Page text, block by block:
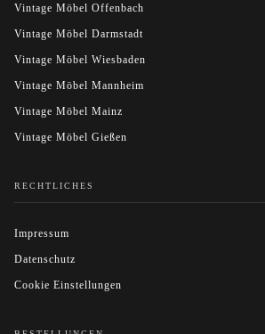
Vintage Möbel Offenbach
Vintage Möbel Darmstadt
Vintage Möbel Wiesbaden
Vintage Möbel Mannheim
Vintage Möbel Mainz
Vintage Möbel Gießen
RECHTLICHES
Impressum
Datenschutz
Cookie Einstellungen